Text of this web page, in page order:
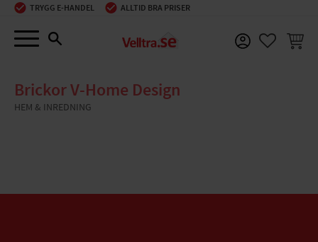
Meny
TRYGG E-HANDEL ALLTID BRA PRISER
Brickor V-Home Design
HEM & INREDNING